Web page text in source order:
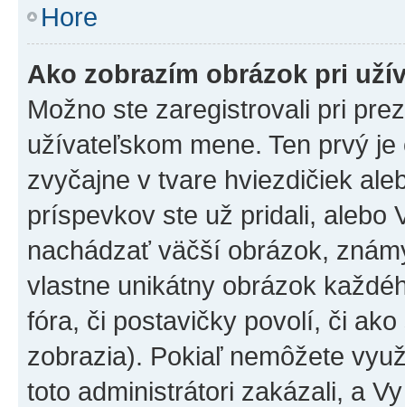
Hore
Ako zobrazím obrázok pri
Možno ste zaregistrovali pri
užívateľskom mene. Ten prvý
zvyčajne v tvare hviezdičiek
príspevkov ste už pridali, alebo
nachádzať väčší obrázok,
vlastne unikátny obrázok
fóra, či postavičky povolí, či
zobrazia). Pokiaľ nemôžete
toto administrátori zakázali, a